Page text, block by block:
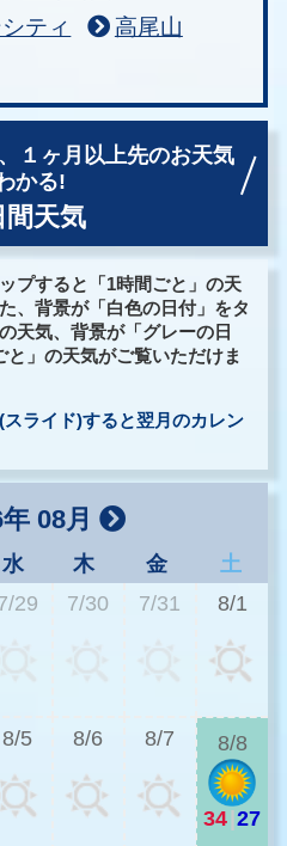
ティ
高尾山
１ヶ月以上先のお天気
かる!
間天気
プすると「1時間ごと」の天
、背景が「白色の日付」をタ
天気、背景が「グレーの日
」の天気がご覧いただけま
ライド)すると翌月のカレン
08月
水 木 金
土
29 7/30 7/31 8/1
8/5 8/6 8/7 8/8
34 27